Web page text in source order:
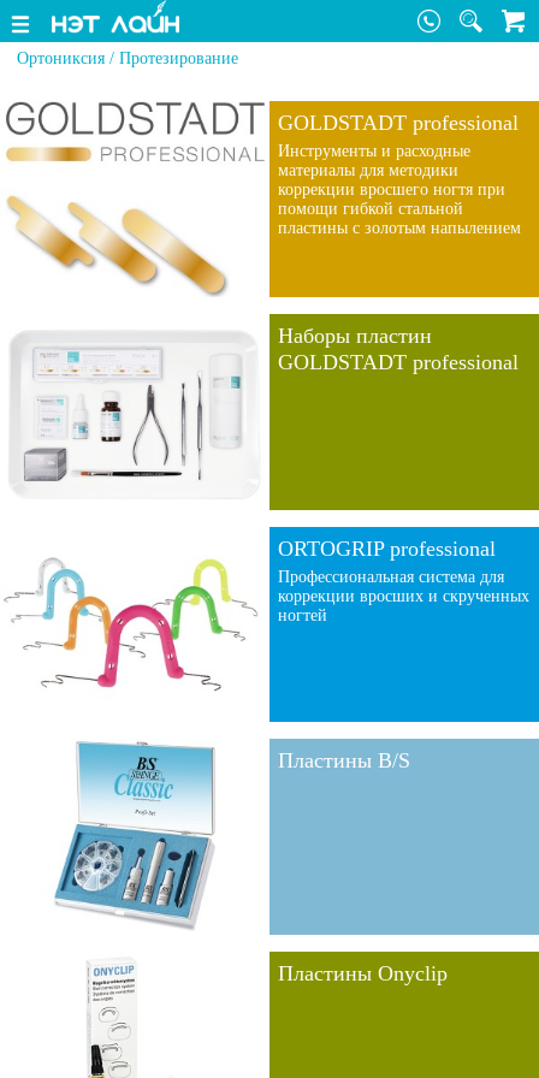
Ортониксия / Протезирование
GOLDSTADT professional
Инструменты и расходные
материалы для методики
коррекции вросшего ногтя при
помощи гибкой стальной
пластины с золотым напылением
Наборы пластин
GOLDSTADT professional
ORTOGRIP professional
Профессиональная система для
коррекции вросших и скрученных
ногтей
Пластины B/S
Пластины Onyclip